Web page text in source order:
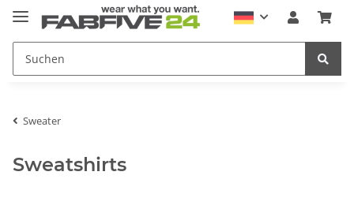
Sweater
Sweatshirts